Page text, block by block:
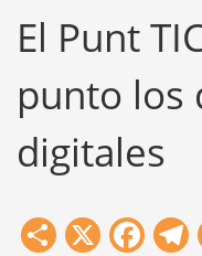
Formación
Herramientas
El Punt
punto los
digitales
Share
X